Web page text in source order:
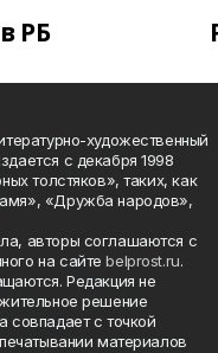
РБ
художественный
с декабря 1998
толстяков», таких, как
«Дружба народов»,
авторы соглашаются с
на сайтеbelprost.ru.
Редакция не
решение
совпадает с точкой
материалов